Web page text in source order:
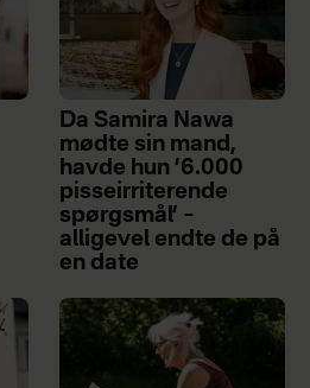
Da Samira Nawa
mødte sin mand,
havde hun ’6.000
pisseirriterende
spørgsmål’ –
alligevel endte de på
en date